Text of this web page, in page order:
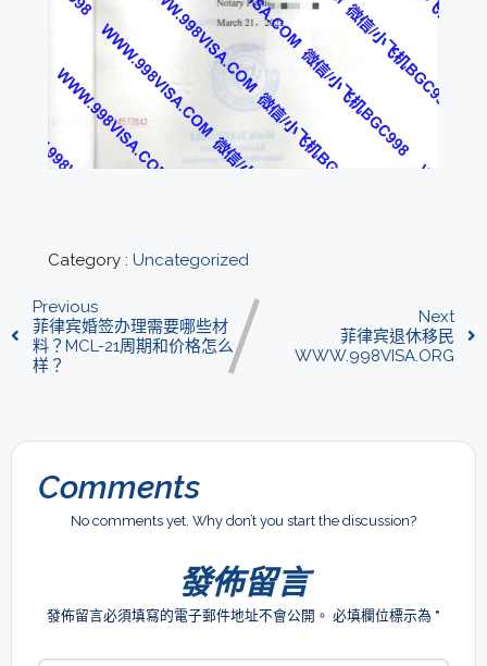
Category : Uncategorized
Previous
菲律宾婚签办理需要哪些材
料？MCL-21周期和价格怎么
样？
Next
菲律宾退休移民
WWW.998VISA.ORG
Comments
No comments yet. Why don’t you start the discussion?
發佈留言
發佈留言必須填寫的電子郵件地址不會公開。 必填欄位標示為 *